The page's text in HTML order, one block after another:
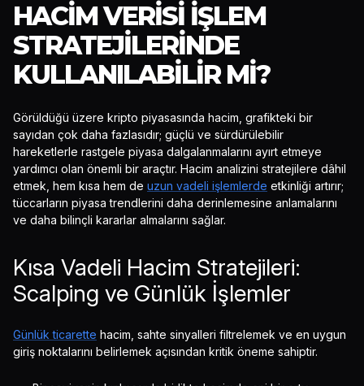
HACIM VERISI İŞLEM
STRATEJILERINDE
KULLANILABILIR MI?
Görüldüğü üzere kripto piyasasında hacim, grafikteki bir
sayıdan çok daha fazlasıdır; güçlü ve sürdürülebilir
hareketlerle rastgele piyasa dalgalanmalarını ayırt etmeye
yardımcı olan önemli bir araçtır. Hacim analizini stratejilere dâhil
etmek, hem kısa hem de uzun vadeli işlemlerde etkinliği artırır;
tüccarların piyasa trendlerini daha derinlemesine anlamalarını
ve daha bilinçli kararlar almalarını sağlar.
Kısa Vadeli Hacim Stratejileri:
Scalping ve Günlük İşlemler
Günlük ticarette hacim, sahte sinyalleri filtrelemek ve en uygun
giriş noktalarını belirlemek açısından kritik öneme sahiptir.